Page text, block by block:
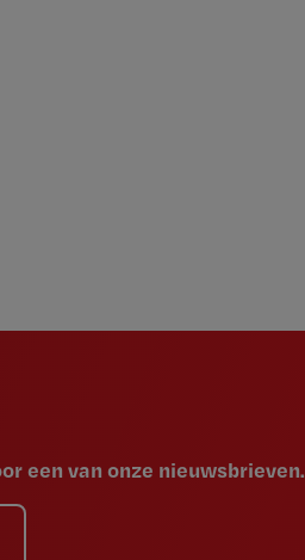
een van onze nieuwsbrieven.